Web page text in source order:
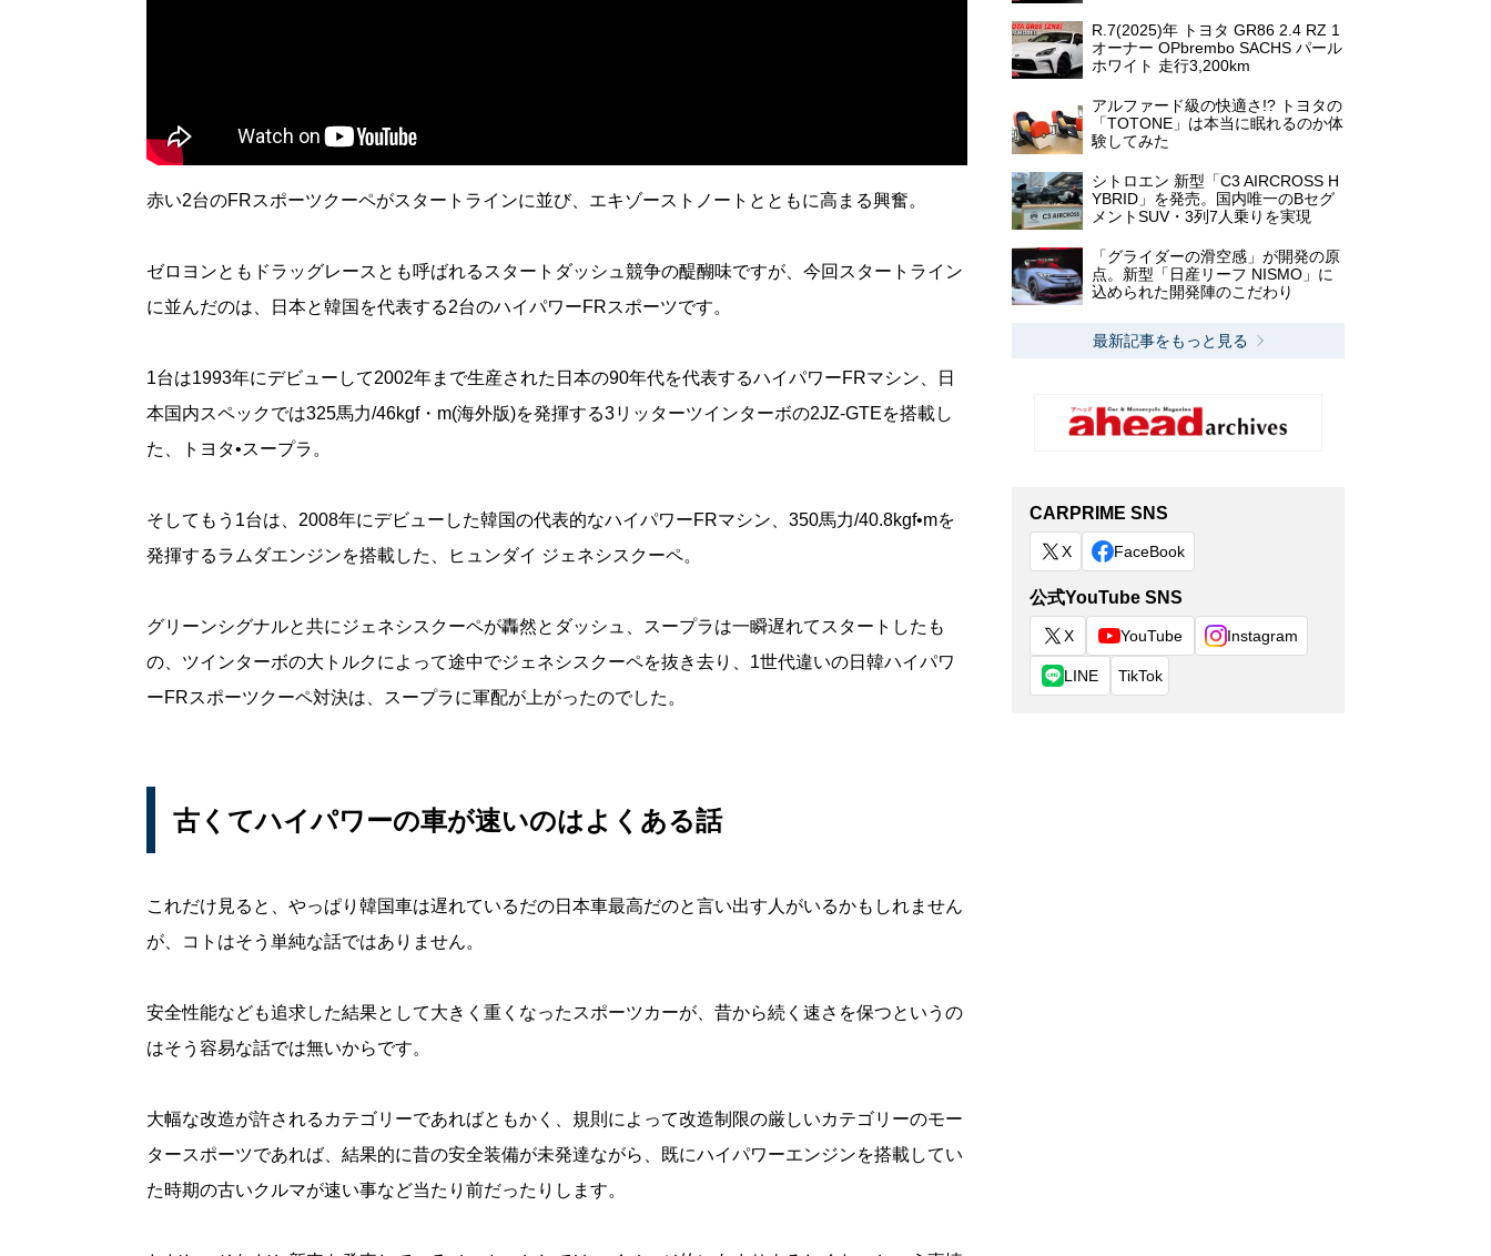
赤い2台のFRスポーツクーペがスタートラインに並び、エキゾーストノートとともに高まる興奮。
ゼロヨンともドラッグレースとも呼ばれるスタートダッシュ競争の醍醐味ですが、今回スタートライン
に並んだのは、日本と韓国を代表する2台のハイパワーFRスポーツです。
1台は1993年にデビューして2002年まで生産された日本の90年代を代表するハイパワーFRマシン、日
本国内スペックでは325馬力/46kgf・m(海外版)を発揮する3リッターツインターボの2JZ-GTEを搭載し
た、トヨタ•スープラ。
そしてもう1台は、2008年にデビューした韓国の代表的なハイパワーFRマシン、350馬力/40.8kgf•mを
発揮するラムダエンジンを搭載した、ヒュンダイ ジェネシスクーペ。
グリーンシグナルと共にジェネシスクーペが轟然とダッシュ、スープラは一瞬遅れてスタートしたも
の、ツインターボの大トルクによって途中でジェネシスクーペを抜き去り、1世代違いの日韓ハイパワ
ーFRスポーツクーペ対決は、スープラに軍配が上がったのでした。
古くてハイパワーの車が速いのはよくある話
これだけ見ると、やっぱり韓国車は遅れているだの日本車最高だのと言い出す人がいるかもしれません
が、コトはそう単純な話ではありません。
安全性能なども追求した結果として大きく重くなったスポーツカーが、昔から続く速さを保つというの
はそう容易な話では無いからです。
大幅な改造が許されるカテゴリーであればともかく、規則によって改造制限の厳しいカテゴリーのモー
タースポーツであれば、結果的に昔の安全装備が未発達ながら、既にハイパワーエンジンを搭載してい
た時期の古いクルマが速い事など当たり前だったりします。
R.7(2025)年 トヨタ GR86 2.4 RZ 1
オーナー OPbrembo SACHS パール
ホワイト 走行3,200km
アルファード級の快適さ!? トヨタの
「TOTONE」は本当に眠れるのか体
験してみた
シトロエン 新型「C3 AIRCROSS H
YBRID」を発売。国内唯一のBセグ
メントSUV・3列7人乗りを実現
「グライダーの滑空感」が開発の原
点。新型「日産リーフ NISMO」に
込められた開発陣のこだわり
最新記事をもっと見る
CARPRIME SNS
X FaceBook
公式YouTube SNS
X YouTube Instagram
LINE TikTok